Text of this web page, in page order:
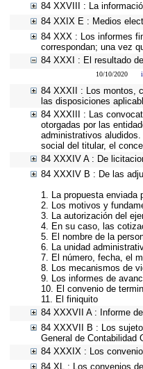
84 XXVIII : La
84 XXIX E : Medios
84 XXX : Los informes
correspondan; una vez
84 XXXI : El resultado
10/10/2020
84 XXXII : Los montos,
las disposiciones
84 XXXIII : Las
otorgadas por las
administrativos
social del titular, el
84 XXXIV A : De
84 XXXIV B : De las
1. La propuesta enviada
2. Los motivos y
3. La autorización del
4. En su caso, las
5. El nombre de la
6. La unidad
7. El número, fecha, el
8. Los mecanismos de
9. Los informes de
10. El convenio de
11. El finiquito
84 XXXVII A : Informe
84 XXXVII B : Los
General de Contabilidad
84 XXXIX : Los
84 XL : Los convenios